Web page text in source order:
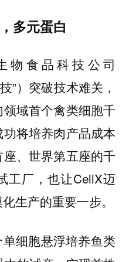
多元蛋白
物食品科技公司
”）突破技术难关，
域首个禽类细胞千
将培养肉产品成本
、世界第五座的千
工厂，也让CellX迈
生产的重要一步。
细胞悬浮培养鱼类